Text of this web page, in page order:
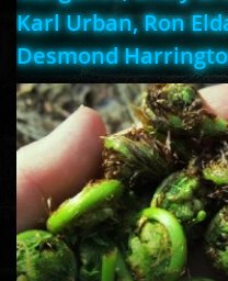
Karl Urban, Ron
Desmond